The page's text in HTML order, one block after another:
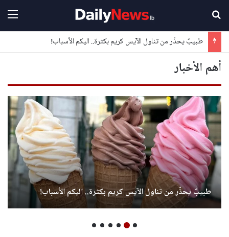
طبيبٌ يحذّر من تناول الآيس كريم بكثرة.. اليكم الأسباب!
أهم الأخبار
طبيبٌ يحذّر من تناول الآيس كريم بكثرة.. اليكم الأسباب!